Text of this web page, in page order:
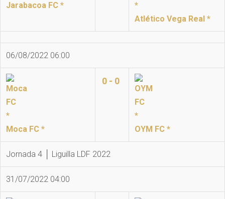
Jarabacoa FC *
Atlético Vega Real *
06/08/2022 06:00
Moca FC *
0 - 0
OYM FC *
Jornada 4 │ Liguilla LDF 2022
31/07/2022 04:00